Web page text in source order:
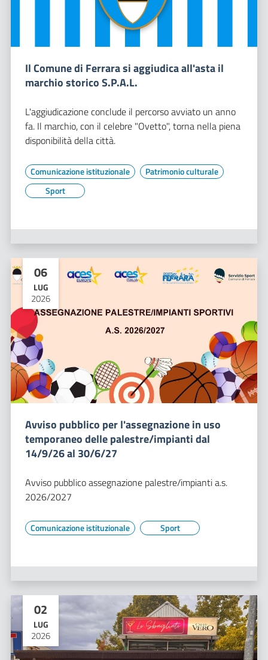
Il Comune di Ferrara si aggiudica all'asta il
marchio storico S.P.A.L.
L'aggiudicazione conclude il percorso avviato un anno
fa. Il marchio, con il celebre "Ovetto", torna nella piena
disponibilità della città.
Comunicazione istituzionale
Patrimonio culturale
Sport
06
LUG
2026
Avviso pubblico per l'assegnazione in uso
temporaneo delle palestre/impianti dal
14/9/26 al 30/6/27
Avviso pubblico assegnazione palestre/impianti a.s.
2026/2027
Comunicazione istituzionale Sport
02
LUG
2026